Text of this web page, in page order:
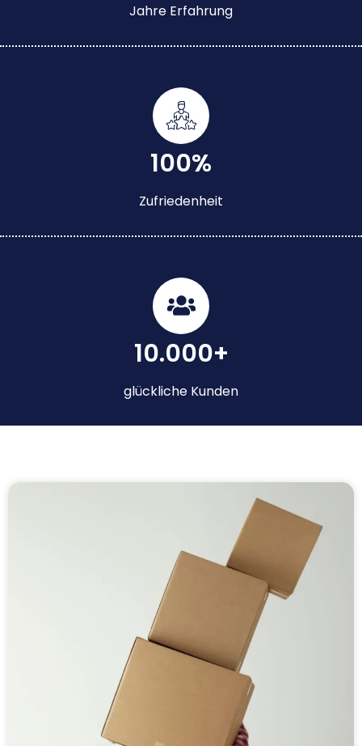
Jahre Erfahrung
100%
Zufriedenheit
10.000+
glückliche Kunden